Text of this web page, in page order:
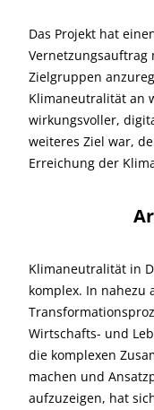
Das Projekt hat
Vernetzungsauftrag
Zielgruppen
Klimaneutralität an
wirkungsvoller,
weiteres Ziel war,
Erreichung der
Klimaneutralität in
komplex. In nahezu
Wirtschafts- und
die komplexen
machen und
aufzuzeigen, hat